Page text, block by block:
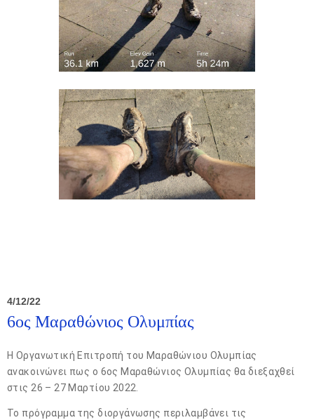
4/12/22
6ος Μαραθώνιος Ολυμπίας
Η Οργανωτική Επιτροπή του Μαραθώνιου Ολυμπίας
ανακοινώνει πως ο 6ος Μαραθώνιος Ολυμπίας θα διεξαχθεί
στις 26 – 27 Μαρτίου 2022.
Το πρόγραμμα της διοργάνωσης περιλαμβάνει τις